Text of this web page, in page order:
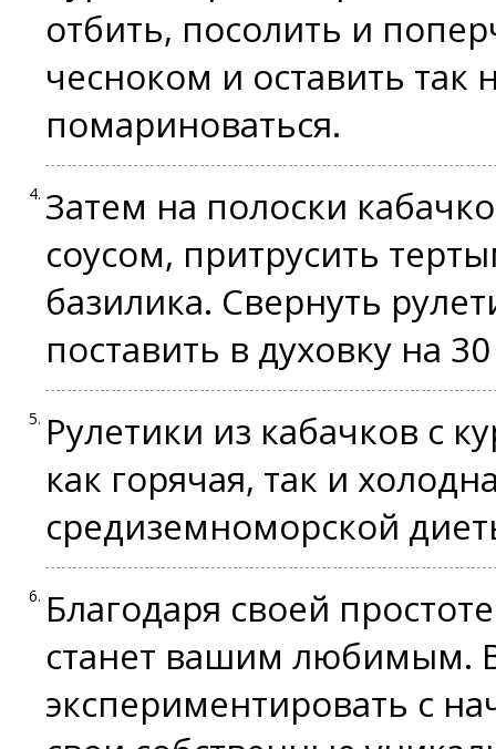
отбить, посолить и
чесноком и оставить так
помариноваться.
Затем на полоски
соусом, притрусить
базилика. Свернуть
поставить в духовку на
Рулетики из кабачков с
как горячая, так и
средиземноморской
Благодаря своей
станет вашим любимым.
экспериментировать с